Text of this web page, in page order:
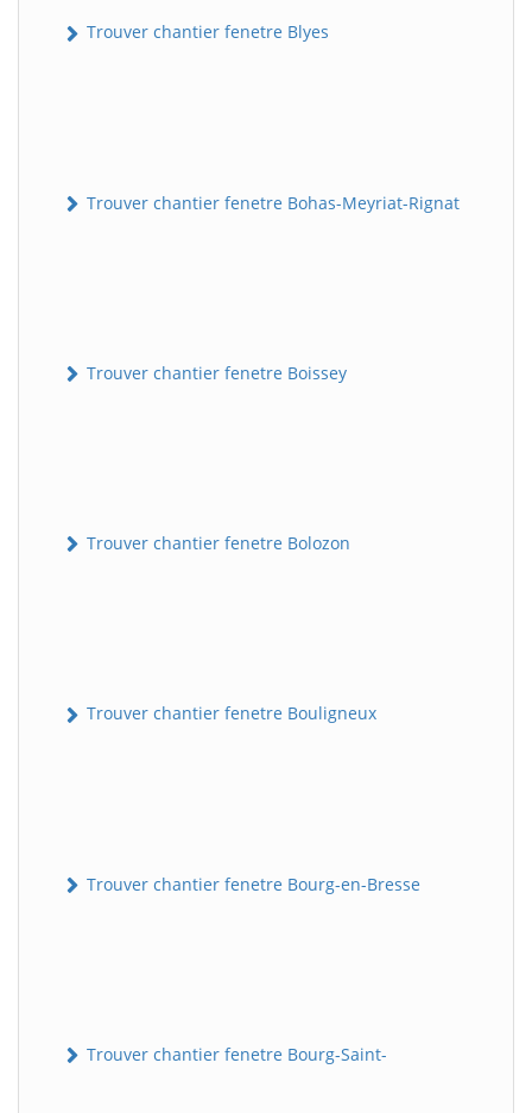
Trouver chantier fenetre Blyes
Trouver chantier fenetre Bohas-Meyriat-Rignat
Trouver chantier fenetre Boissey
Trouver chantier fenetre Bolozon
Trouver chantier fenetre Bouligneux
Trouver chantier fenetre Bourg-en-Bresse
Trouver chantier fenetre Bourg-Saint-